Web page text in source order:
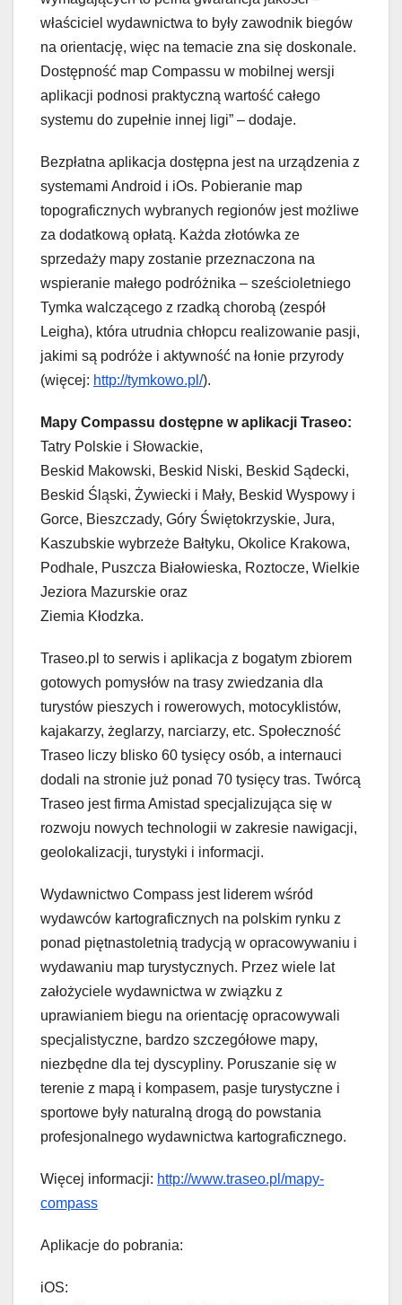
właściciel wydawnictwa to były zawodnik biegów
na orientację, więc na temacie zna się doskonale.
Dostępność map Compassu w mobilnej wersji
aplikacji podnosi praktyczną wartość całego
systemu do zupełnie innej ligi” – dodaje.
Bezpłatna aplikacja dostępna jest na urządzenia z
systemami Android i iOs. Pobieranie map
topograficznych wybranych regionów jest możliwe
za dodatkową opłatą. Każda złotówka ze
sprzedaży mapy zostanie przeznaczona na
wspieranie małego podróżnika – sześcioletniego
Tymka walczącego z rzadką chorobą (zespół
Leigha), która utrudnia chłopcu realizowanie pasji,
jakimi są podróże i aktywność na łonie przyrody
(więcej: http://tymkowo.pl/).
Mapy Compassu dostępne w aplikacji Traseo:
Tatry Polskie i Słowackie,
Beskid Makowski, Beskid Niski, Beskid Sądecki,
Beskid Śląski, Żywiecki i Mały, Beskid Wyspowy i
Gorce, Bieszczady, Góry Świętokrzyskie, Jura,
Kaszubskie wybrzeże Bałtyku, Okolice Krakowa,
Podhale, Puszcza Białowieska, Roztocze, Wielkie
Jeziora Mazurskie oraz
Ziemia Kłodzka.
Traseo.pl to serwis i aplikacja z bogatym zbiorem
gotowych pomysłów na trasy zwiedzania dla
turystów pieszych i rowerowych, motocyklistów,
kajakarzy, żeglarzy, narciarzy, etc. Społeczność
Traseo liczy blisko 60 tysięcy osób, a internauci
dodali na stronie już ponad 70 tysięcy tras. Twórcą
Traseo jest firma Amistad specjalizująca się w
rozwoju nowych technologii w zakresie nawigacji,
geolokalizacji, turystyki i informacji.
Wydawnictwo Compass jest liderem wśród
wydawców kartograficznych na polskim rynku z
ponad piętnastoletnią tradycją w opracowywaniu i
wydawaniu map turystycznych. Przez wiele lat
założyciele wydawnictwa w związku z
uprawianiem biegu na orientację opracowywali
specjalistyczne, bardzo szczegółowe mapy,
niezbędne dla tej dyscypliny. Poruszanie się w
terenie z mapą i kompasem, pasje turystyczne i
sportowe były naturalną drogą do powstania
profesjonalnego wydawnictwa kartograficznego.
Więcej informacji: http://www.traseo.pl/mapy-
compass
Aplikacje do pobrania:
iOS: